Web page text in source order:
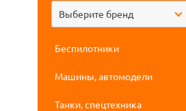
Выберите бренд
Беспилотники
Машины, автомодели
Танки, спецтехника